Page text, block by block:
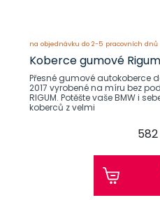
na objednávku do 2-5 pracovních dnů
Koberce gumové Rigum
Přesné gumové autokoberce
2017 vyrobené na míru bez
RIGUM. Potěšte vaše BMW i
koberců z velmi